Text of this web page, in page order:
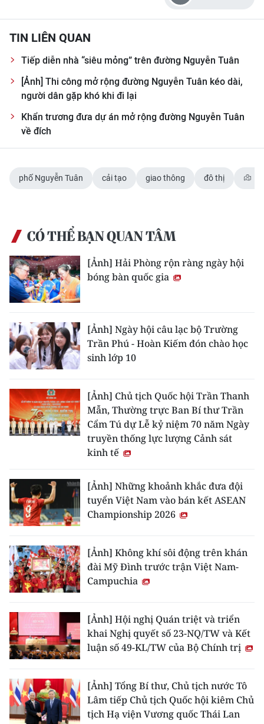
TIN LIÊN QUAN
Tiếp diễn nhà “siêu mỏng” trên đường Nguyễn Tuân
[Ảnh] Thi công mở rộng đường Nguyễn Tuân kéo dài,
người dân gặp khó khi đi lại
Khẩn trương đưa dự án mở rộng đường Nguyễn Tuân
về đích
phố Nguyễn Tuân cải tạo giao thông đô thị
CÓ THỂ BẠN QUAN TÂM
[Ảnh] Hải Phòng rộn ràng ngày hội
bóng bàn quốc gia
[Ảnh] Ngày hội câu lạc bộ Trường
Trần Phú - Hoàn Kiếm đón chào học
sinh lớp 10
[Ảnh] Chủ tịch Quốc hội Trần Thanh
Mẫn, Thường trực Ban Bí thư Trần
Cẩm Tú dự Lễ kỷ niệm 70 năm Ngày
truyền thống lực lượng Cảnh sát
kinh tế
[Ảnh] Những khoảnh khắc đưa đội
tuyển Việt Nam vào bán kết ASEAN
Championship 2026
[Ảnh] Không khí sôi động trên khán
đài Mỹ Đình trước trận Việt Nam-
Campuchia
[Ảnh] Hội nghị Quán triệt và triển
khai Nghị quyết số 23-NQ/TW và Kết
luận số 49-KL/TW của Bộ Chính trị
[Ảnh] Tổng Bí thư, Chủ tịch nước Tô
Lâm tiếp Chủ tịch Quốc hội kiêm Chủ
tịch Hạ viện Vương quốc Thái Lan